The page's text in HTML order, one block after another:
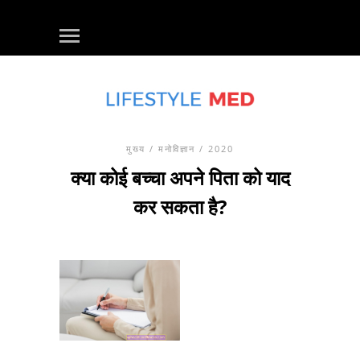
मुख्य / मनोविज्ञान / 2020
क्या कोई बच्चा अपने पिता को याद
कर सकता है?